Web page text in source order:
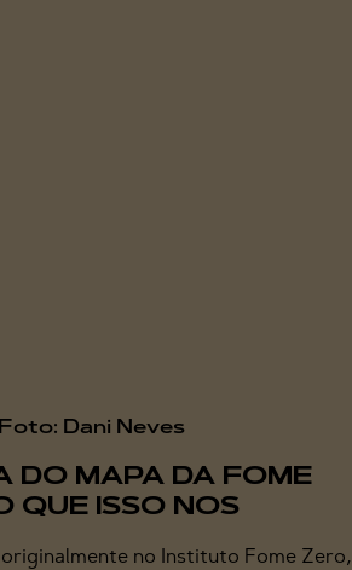
DO MAPA DA FOME
QUE ISSO NOS
no Instituto Fome Zero,